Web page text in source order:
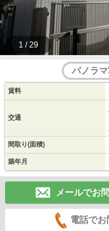
1 / 29
パノラ
賃料
交通
間取り(面積)
築年月
メールでお
電話で